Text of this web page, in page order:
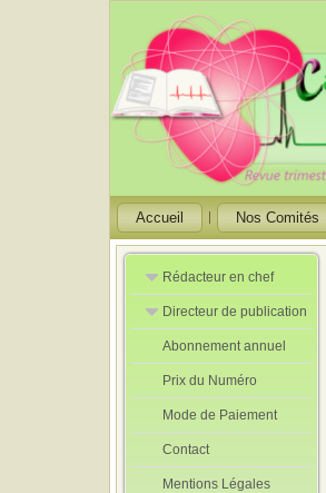
Accueil Nos Comités
Rédacteur en chef
Rédacteurs en
Chef Adjoint
Directeur de publication
Directeur de
publication
adjoint
Abonnement annuel
Prix du Numéro
Mode de Paiement
Contact
Mentions Légales